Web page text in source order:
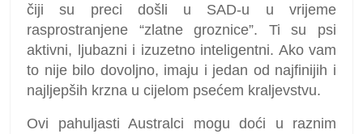
čiji su preci došli u SAD-u u vrijeme
rasprostranjene “zlatne groznice”. Ti su psi
aktivni, ljubazni i izuzetno inteligentni. Ako vam
to nije bilo dovoljno, imaju i jedan od najfinijih i
najljepših krzna u cijelom psećem kraljevstvu.
Ovi pahuljasti Australci mogu doći u raznim